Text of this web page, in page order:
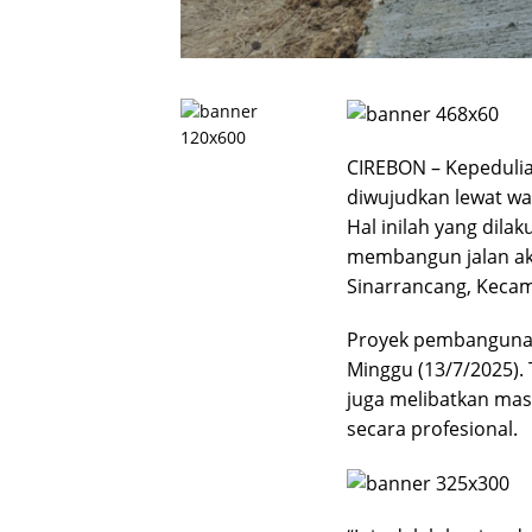
CIREBON –
diwujudkan lewat
Hal inilah yang
membangun jalan
Sinarrancang,
Proyek
Minggu (13/7/
juga melibatkan
secara profesional.